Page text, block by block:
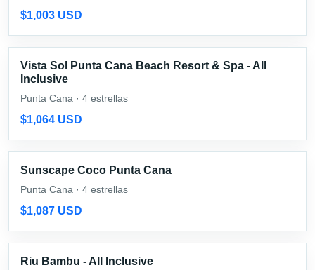
$1,003 USD
Vista Sol Punta Cana Beach Resort & Spa - All
Inclusive
Punta Cana · 4 estrellas
$1,064 USD
Sunscape Coco Punta Cana
Punta Cana · 4 estrellas
$1,087 USD
Riu Bambu - All Inclusive